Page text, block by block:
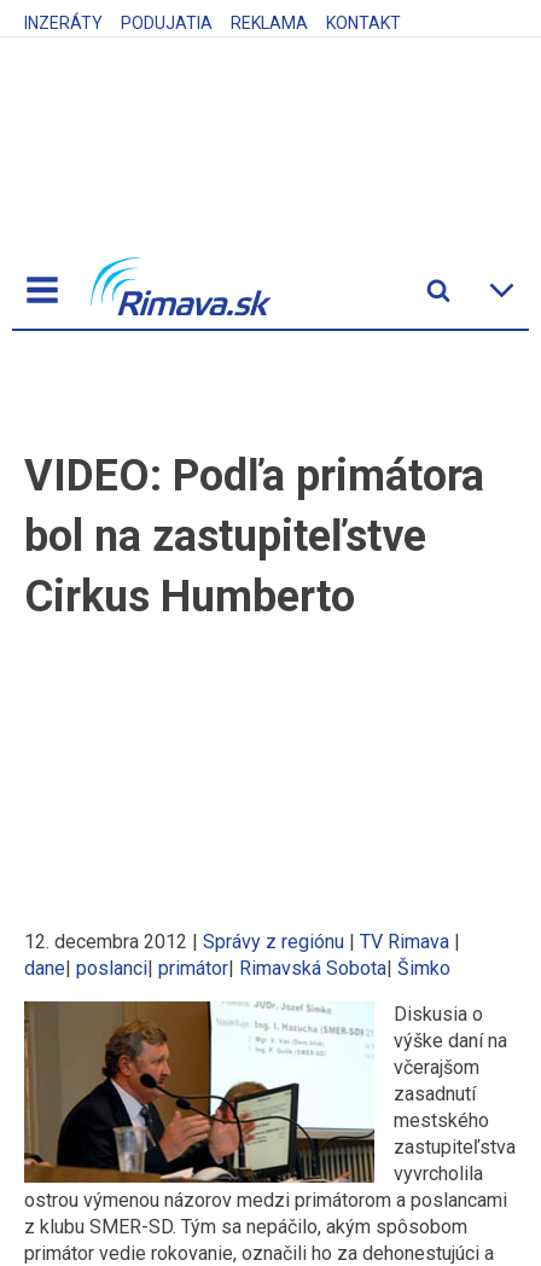
INZERÁTY PODUJATIA REKLAMA KONTAKT
VIDEO: Podľa primátora
bol na zastupiteľstve
Cirkus Humberto
12. decembra 2012 | Správy z regiónu | TV Rimava |
dane| poslanci| primátor| Rimavská Sobota| Šimko
Diskusia o
výške daní na
včerajšom
zasadnutí
mestského
zastupiteľstva
vyvrcholila
ostrou výmenou názorov medzi primátorom a poslancami
z klubu SMER-SD. Tým sa nepáčilo, akým spôsobom
primátor vedie rokovanie, označili ho za dehonestujúci a